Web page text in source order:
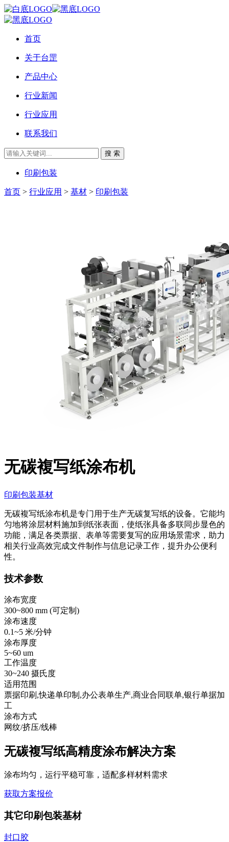
首页
关于台罡
产品中心
行业新闻
行业应用
联系我们
搜 索
印刷包装
首页 > 行业应用 > 基材 > 印刷包装
无碳複写纸涂布机
印刷包装基材
无碳複写纸涂布机是专门用于生产无碳复写纸的设备。它能均
匀地将涂层材料施加到纸张表面，使纸张具备多联同步显色的
功能，满足各类票据、表单等需要复写的应用场景需求，助力
相关行业高效完成文件制作与信息记录工作，提升办公便利
性。
技术参数
涂布宽度
300~800 mm (可定制 )
涂布速度
0.1~5 米/分钟
涂布厚度
5~60 um
工作温度
30~240 摄氏度
适用范围
票据印刷,快递单印制,办公表单生产,商业合同联单,银行单据加
工
涂布方式
网纹/挤压/线棒
无碳複写纸高精度涂布解决方案
涂布均匀，运行平稳可靠，适配多样材料需求
获取方案报价
其它印刷包装基材
封口胶